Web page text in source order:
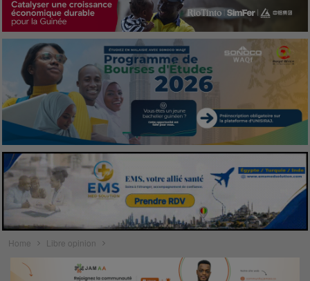
Home Libre opinion